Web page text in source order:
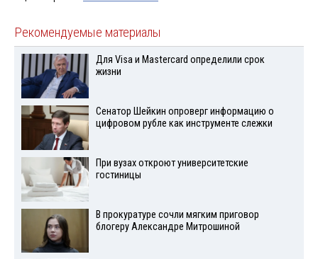
Рекомендуемые материалы
Для Visа и Mastercard определили срок
жизни
Сенатор Шейкин опроверг информацию о
цифровом рубле как инструменте слежки
При вузах откроют университетские
гостиницы
В прокуратуре сочли мягким приговор
блогеру Александре Митрошиной